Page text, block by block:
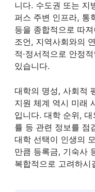
니다. 수도권 또는 지
퍼스 주변 인프라, 통
등을 종합적으로 따
조언, 지역사회와의
적·정서적으로 안정
있습니다.
대학의 명성, 사회적
지원 체계 역시 미래
입니다. 대학 순위,
률 등 관련 정보를 점
대학 선택이 인생의
만큼 등록금, 기숙사
복합적으로 고려하시